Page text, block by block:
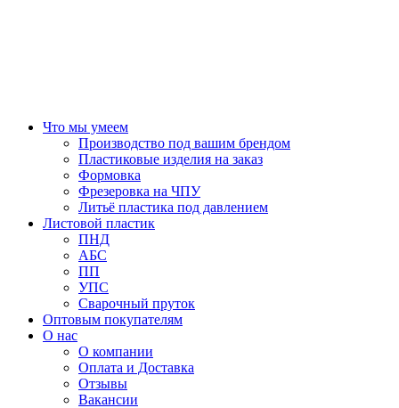
Что мы умеем
Производство под вашим брендом
Пластиковые изделия на заказ
Формовка
Фрезеровка на ЧПУ
Литьё пластика под давлением
Листовой пластик
ПНД
АБС
ПП
УПС
Сварочный пруток
Оптовым покупателям
О нас
О компании
Оплата и Доставка
Отзывы
Вакансии